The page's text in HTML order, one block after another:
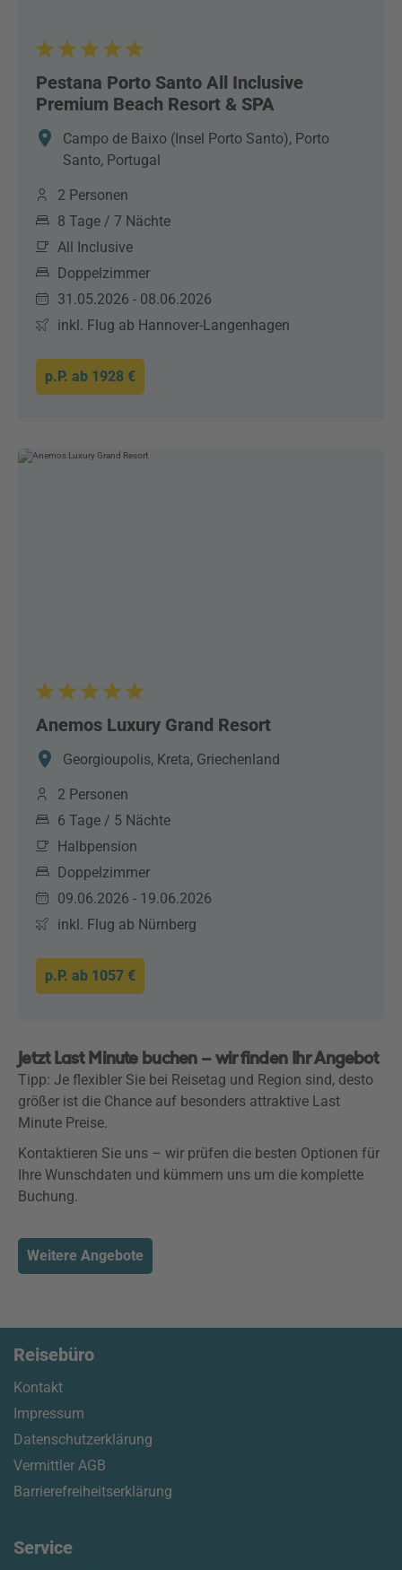
Pestana Porto Santo All Inclusive
Premium Beach Resort & SPA
Campo de Baixo (Insel Porto Santo), Porto
Santo, Portugal
2 Personen
8 Tage / 7 Nächte
All Inclusive
Doppelzimmer
31.05.2026 - 08.06.2026
inkl. Flug ab Hannover-Langenhagen
p.P. ab 1928 €
Anemos Luxury Grand Resort
Georgioupolis, Kreta, Griechenland
2 Personen
6 Tage / 5 Nächte
Halbpension
Doppelzimmer
09.06.2026 - 19.06.2026
inkl. Flug ab Nürnberg
p.P. ab 1057 €
Jetzt Last Minute buchen – wir finden Ihr Angebot
Tipp: Je flexibler Sie bei Reisetag und Region sind, desto
größer ist die Chance auf besonders attraktive Last
Minute Preise.
Kontaktieren Sie uns – wir prüfen die besten Optionen für
Ihre Wunschdaten und kümmern uns um die komplette
Buchung.
Weitere Angebote
Reisebüro
Kontakt
Impressum
Datenschutzerklärung
Vermittler AGB
Barrierefreiheitserklärung
Service